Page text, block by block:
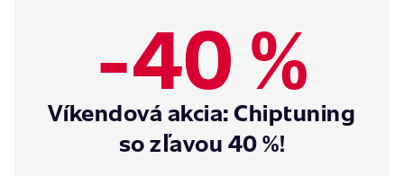
-40 %
Víkendová akcia: Chiptuning
so zľavou 40 %!